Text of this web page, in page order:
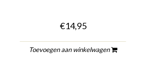
€14,95
Toevoegen aan winkelwagen